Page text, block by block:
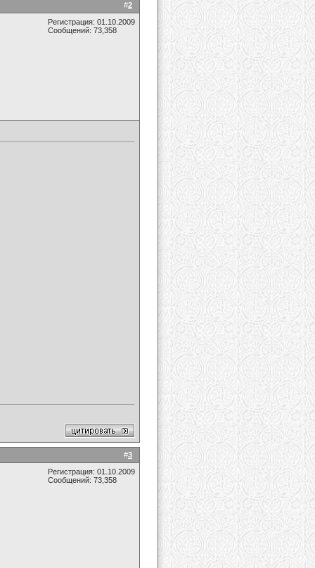
#2
Регистрация: 01.10.2009
Сообщений: 73,358
#3
Регистрация: 01.10.2009
Сообщений: 73,358